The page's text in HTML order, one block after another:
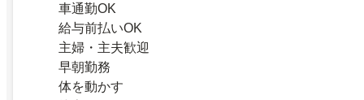
車通勤OK
給与前払いOK
主婦・主夫歓迎
早朝勤務
体を動かす